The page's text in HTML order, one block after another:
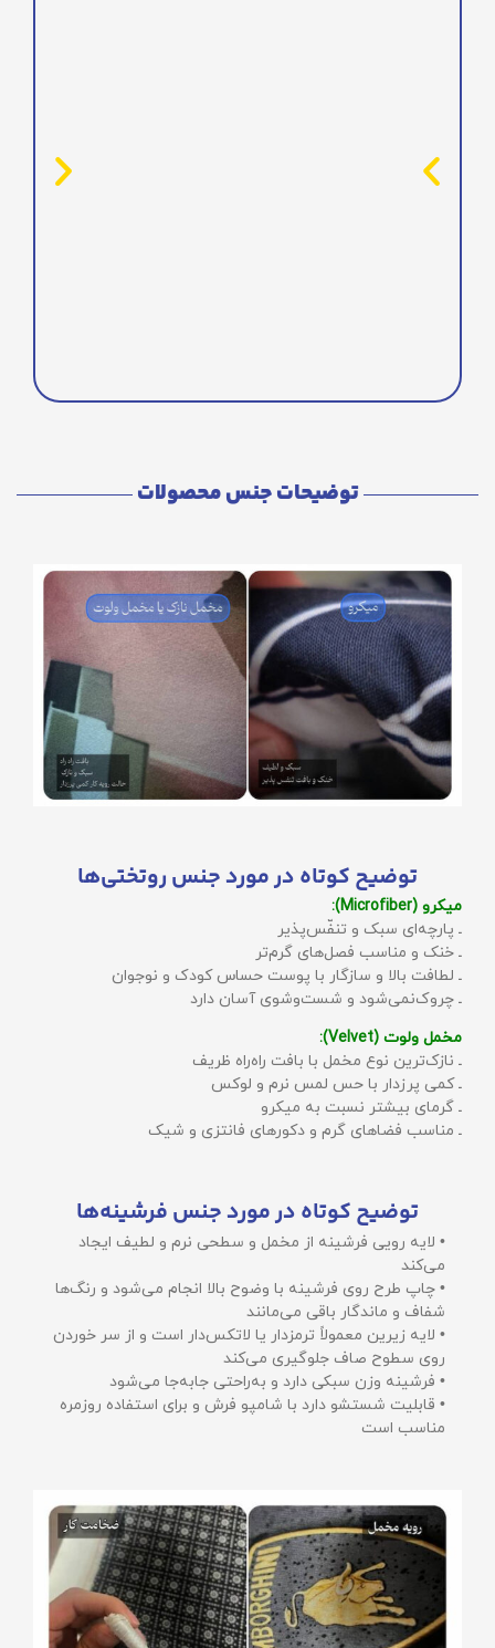
توضیحات جنس محصولات
توضیح کوتاه در مورد جنس روتختی‌ها
میکرو (Microfiber):
ـ پارچه‌ای سبک و تنفّس‌پذیر
ـ خنک و مناسب فصل‌های گرم‌تر
ـ لطافت بالا و سازگار با پوست حساس کودک و نوجوان
ـ چروک‌نمی‌شود و شست‌وشوی آسان دارد
مخمل ولوت (Velvet):
ـ نازک‌ترین نوع مخمل با بافت راه‌راه ظریف
ـ کمی پرزدار با حس لمس نرم و لوکس
ـ گرمای بیشتر نسبت به میکرو
ـ مناسب فضاهای گرم و دکورهای فانتزی و شیک
توضیح کوتاه در مورد جنس فرشینه‌ها
• لایه رویی فرشینه از مخمل و سطحی نرم و لطیف ایجاد
می‌کند
• چاپ طرح روی فرشینه با وضوح بالا انجام می‌شود و رنگ‌ها
شفاف و ماندگار باقی می‌مانند
• لایه زیرین معمولاً ترمزدار یا لاتکس‌دار است و از سر خوردن
روی سطوح صاف جلوگیری می‌کند
• فرشینه وزن سبکی دارد و به‌راحتی جابه‌جا می‌شود
• قابلیت شستشو دارد با شامپو فرش و برای استفاده روزمره
مناسب است